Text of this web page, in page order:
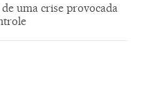
uma crise provocada